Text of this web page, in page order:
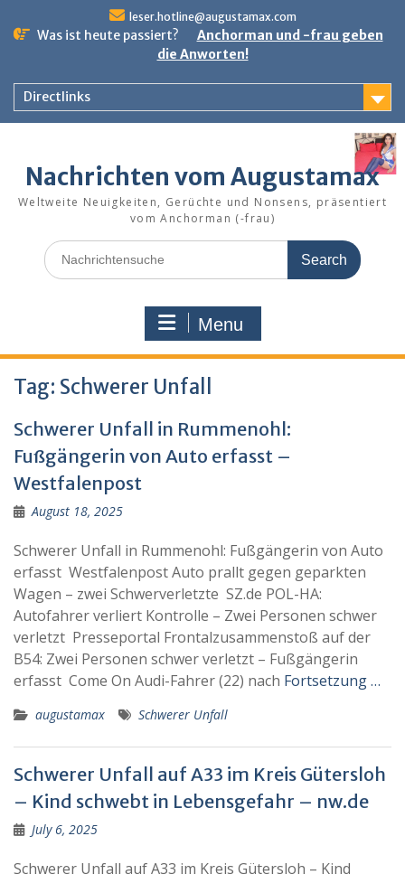
leser.hotline@augustamax.com
Was ist heute passiert?
Anchorman und -frau geben
die Anworten!
Directlinks
Nachrichten vom Augustamax
Weltweite Neuigkeiten, Gerüchte und Nonsens, präsentiert
vom Anchorman (-frau)
Search
for:
Menu
Tag: Schwerer Unfall
Schwerer Unfall in Rummenohl:
Fußgängerin von Auto erfasst –
Westfalenpost
August 18, 2025
Schwerer Unfall in Rummenohl: Fußgängerin von Auto
erfasst Westfalenpost Auto prallt gegen geparkten
Wagen – zwei Schwerverletzte SZ.de POL-HA:
Autofahrer verliert Kontrolle – Zwei Personen schwer
verletzt Presseportal Frontalzusammenstoß auf der
B54: Zwei Personen schwer verletzt – Fußgängerin
erfasst Come On Audi-Fahrer (22) nach Fortsetzung …
augustamax Schwerer Unfall
Schwerer Unfall auf A33 im Kreis Gütersloh
– Kind schwebt in Lebensgefahr – nw.de
July 6, 2025
Schwerer Unfall auf A33 im Kreis Gütersloh – Kind